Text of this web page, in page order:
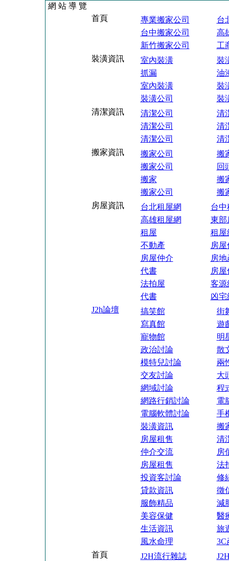
網 站 導 覽
首頁
專業搬家公司
台
台中搬家公司
高
新竹搬家公司
工
裝潢資訊
室內裝潢
裝
抓漏
油
室內裝潢
裝
裝潢公司
裝
清潔資訊
清潔公司
清
清潔公司
清
清潔公司
清
搬家資訊
搬家公司
搬
搬家公司
回
搬家
搬
搬家公司
搬
房屋資訊
台北租屋網
台中
高雄租屋網
東部
租屋
租屋
不動產
房屋
房屋仲介
房地
代書
房屋
法拍屋
客源
代書
凶宅
J2h論壇
搞笑館
街
寫真館
遊
寵物館
明
政治討論
散
模特兒討論
兩
交友討論
大
網域討論
程
網路行銷討論
電
電腦軟體討論
手
裝潢資訊
搬
房屋租售
清
仲介交流
房
房屋租售
法
投資客討論
修
貸款資訊
徵
服飾精品
減
美容保健
醫
生活資訊
旅
風水命理
3C
首頁
J2H流行雜誌